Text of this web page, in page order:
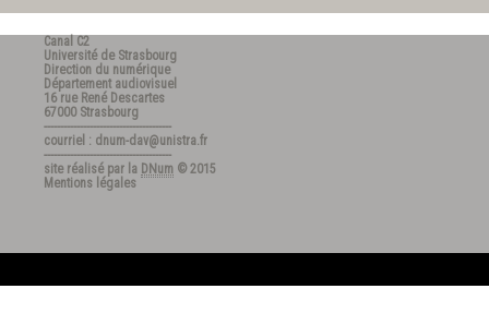
Canal C2
Université de Strasbourg
Direction du numérique
Département audiovisuel
16 rue René Descartes
67000 Strasbourg
---------------------------------------
courriel : dnum-dav@unistra.fr
---------------------------------------
site réalisé par la DNum © 2015
Mentions légales